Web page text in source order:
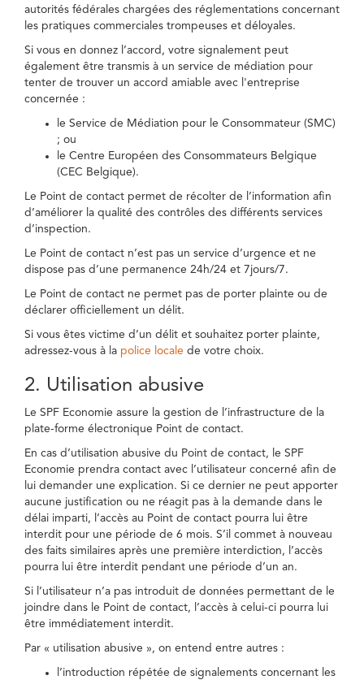
autorités fédérales chargées des réglementations concernant
les pratiques commerciales trompeuses et déloyales.
Si vous en donnez l’accord, votre signalement peut
également être transmis à un service de médiation pour
tenter de trouver un accord amiable avec l'entreprise
concernée :
le Service de Médiation pour le Consommateur (SMC)
; ou
le Centre Européen des Consommateurs Belgique
(CEC Belgique).
Le Point de contact permet de récolter de l’information afin
d’améliorer la qualité des contrôles des différents services
d’inspection.
Le Point de contact n’est pas un service d’urgence et ne
dispose pas d’une permanence 24h/24 et 7jours/7.
Le Point de contact ne permet pas de porter plainte ou de
déclarer officiellement un délit.
Si vous êtes victime d’un délit et souhaitez porter plainte,
adressez-vous à la police locale de votre choix.
2. Utilisation abusive
Le SPF Economie assure la gestion de l’infrastructure de la
plate-forme électronique Point de contact.
En cas d’utilisation abusive du Point de contact, le SPF
Economie prendra contact avec l’utilisateur concerné afin de
lui demander une explication. Si ce dernier ne peut apporter
aucune justification ou ne réagit pas à la demande dans le
délai imparti, l’accès au Point de contact pourra lui être
interdit pour une période de 6 mois. S’il commet à nouveau
des faits similaires après une première interdiction, l’accès
pourra lui être interdit pendant une période d’un an.
Si l’utilisateur n’a pas introduit de données permettant de le
joindre dans le Point de contact, l’accès à celui-ci pourra lui
être immédiatement interdit.
Par « utilisation abusive », on entend entre autres :
l’introduction répétée de signalements concernant les